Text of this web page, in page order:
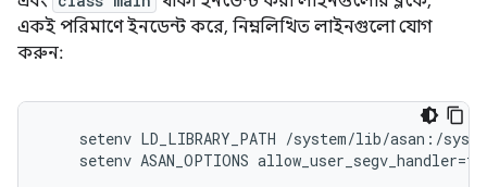
একই পরিমাণে ইনডেন্ট করে, নিম্নলিখিত লাইনগুলো যোগ
করুন:
setenv LD_LIBRARY_PATH /system/lib/asan:/